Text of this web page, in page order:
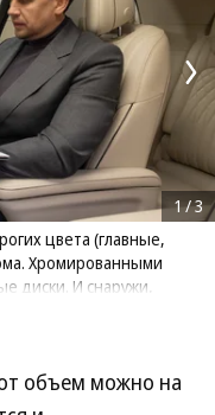
цвета (главные,
Хромированными
диски. И снаружи,
1/3
объем можно на